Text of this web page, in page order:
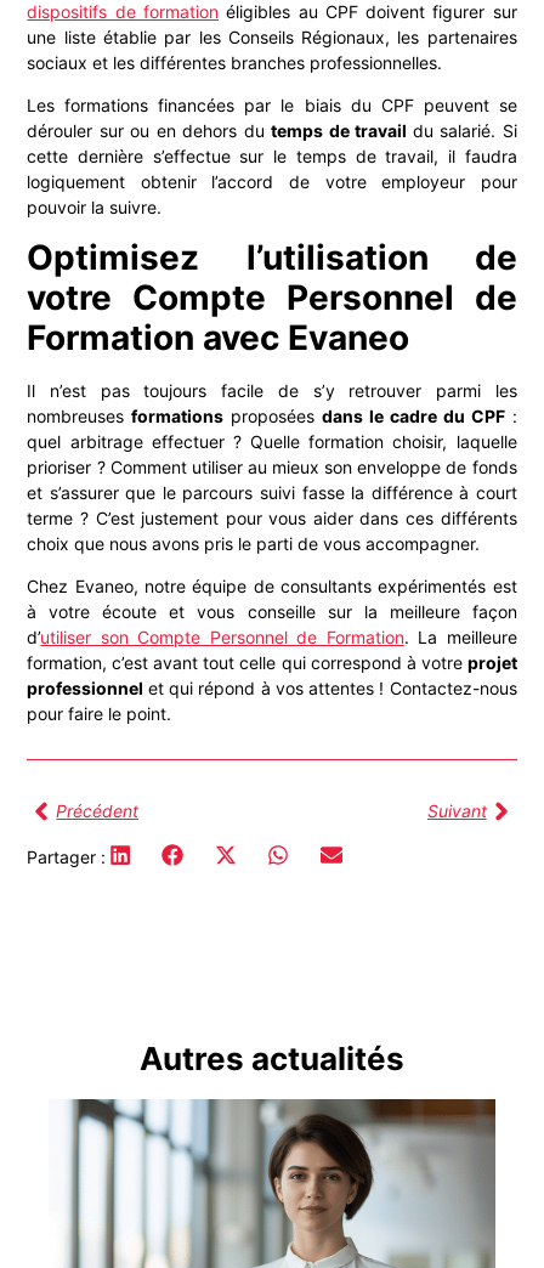
dispositifs de formationéligibles au CPF doivent figurer sur
une liste établie par les Conseils Régionaux, les partenaires
sociaux et les différentes branches professionnelles.
Les formations financées par le biais du CPF peuvent se
dérouler sur ou en dehors dutemps de travail du salarié. Si
cette dernière s’effectue sur le temps de travail, il faudra
logiquement obtenir l’accord de votre employeur pour
pouvoir la suivre.
Optimisez l’utilisation de
votre Compte Personnel de
Formation avec Evaneo
Il n’est pas toujours facile de s’y retrouver parmi les
nombreusesformations proposéesdans le cadre du CPF:
quel arbitrage effectuer ? Quelle formation choisir, laquelle
prioriser ? Comment utiliser au mieux son enveloppe de fonds
et s’assurer que le parcours suivi fasse la différence à court
terme ? C’est justement pour vous aider dans ces différents
choix que nous avons pris le parti de vous accompagner.
Chez Evaneo, notre équipe de consultants expérimentés est
à votre écoute et vous conseille sur la meilleure façon
d’utiliser son Compte Personnel de Formation. La meilleure
formation, c’est avant tout celle qui correspond à votre projet
professionnel et qui répond à vos attentes ! Contactez-nous
pour faire le point.
Précédent Suivant
Partager :
Autres actualités